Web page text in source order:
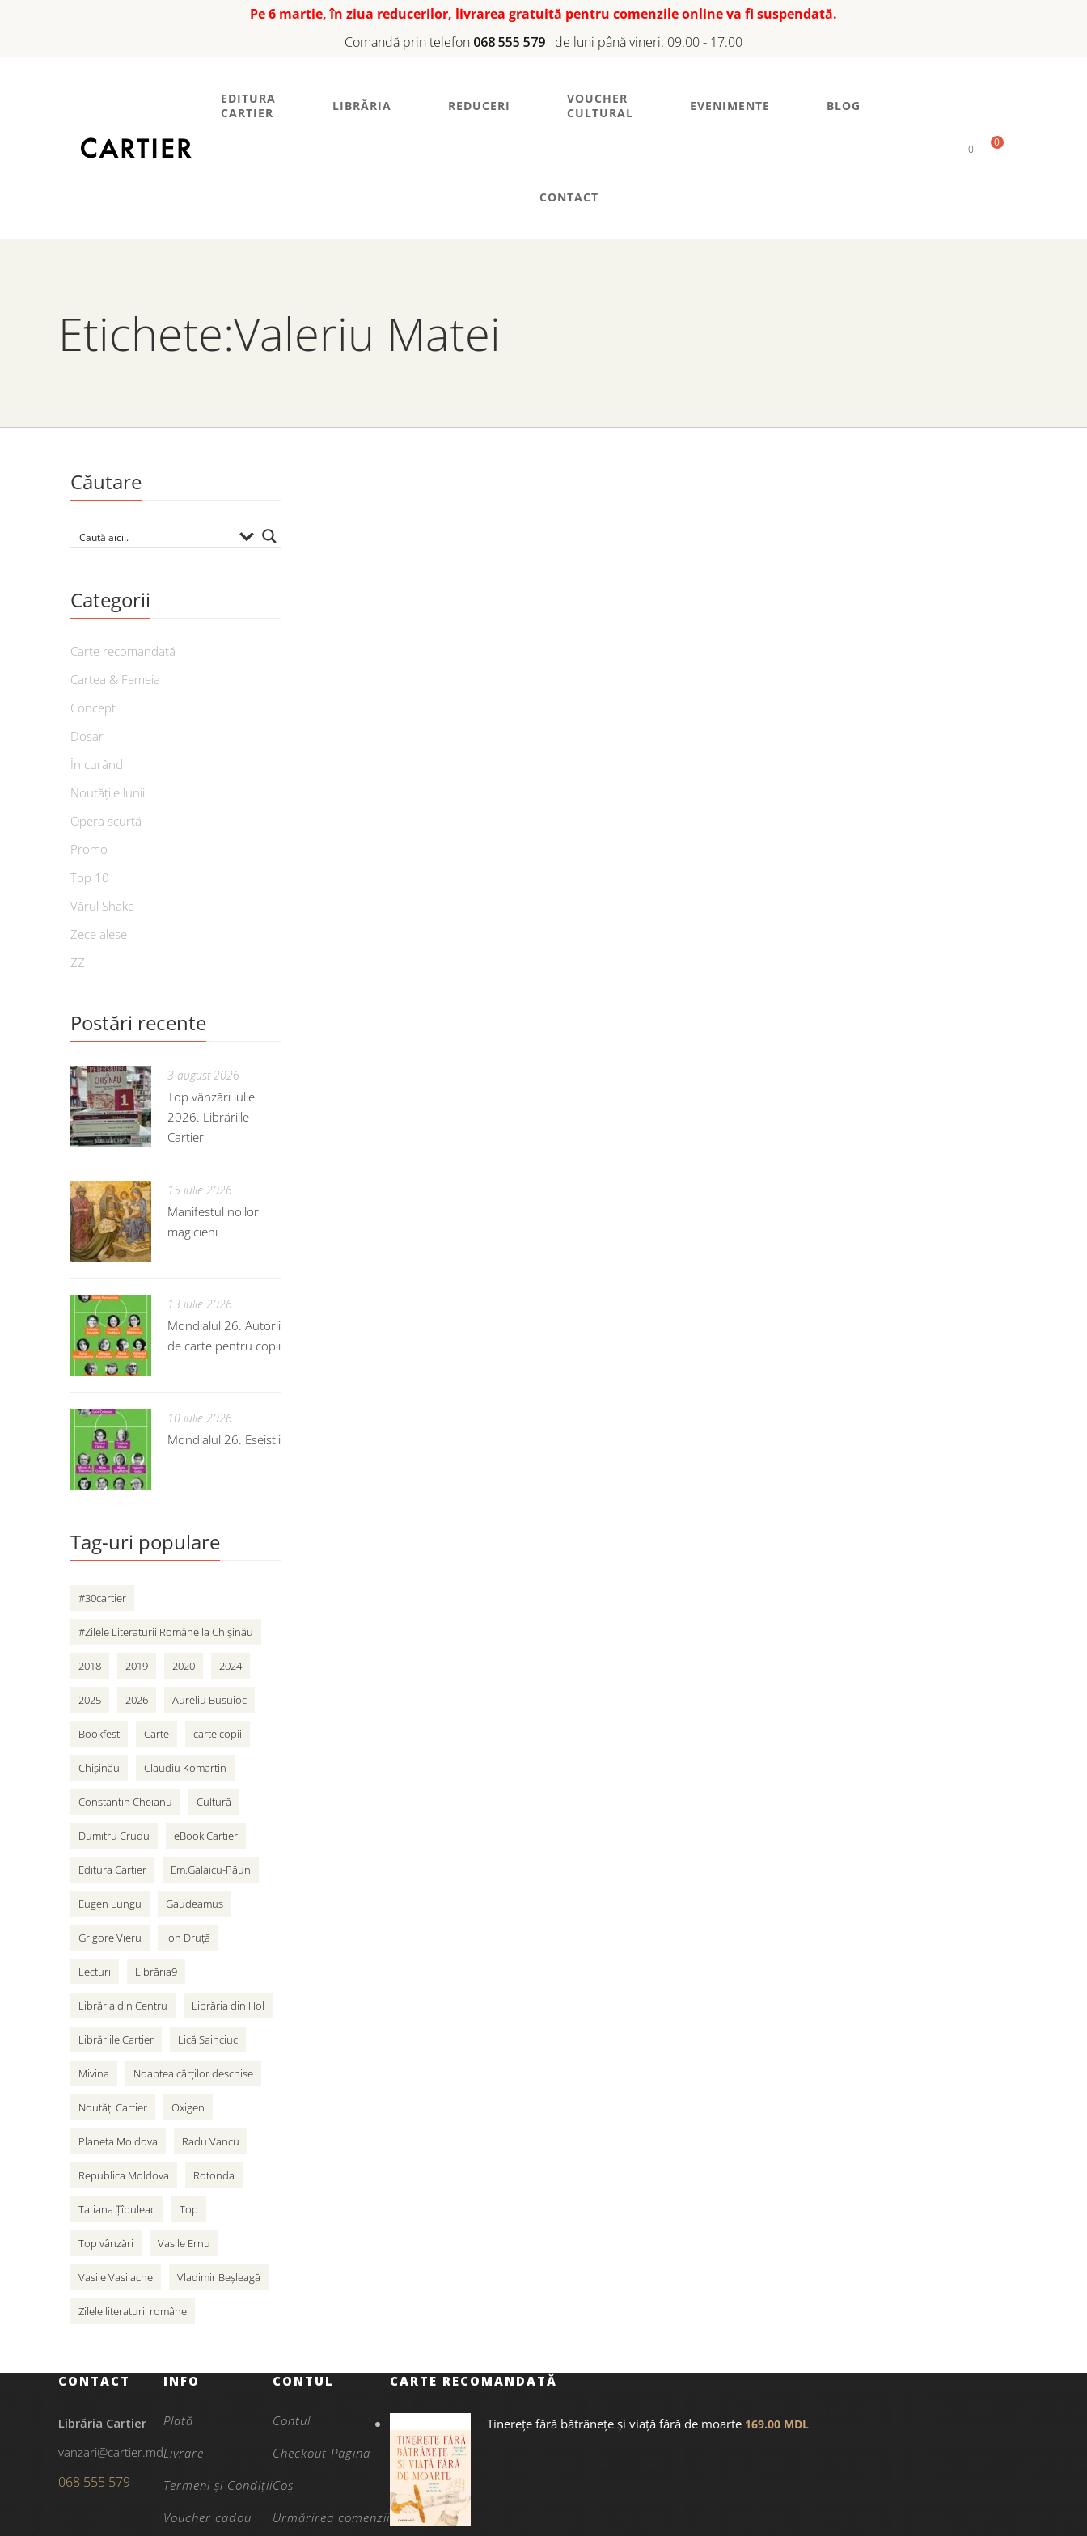
Pe 6 martie, în ziua reducerilor, livrarea gratuită pentru comenzile online va fi suspendată.
Comandă prin telefon 068 555 579 de luni până vineri: 09.00 - 17.00
EDITURA
CARTIER
LIBRĂRIA REDUCERI
VOUCHER
CULTURAL
EVENIMENTE BLOG
CONTACT
0
0
Etichete:Valeriu Matei
Căutare
Categorii
Carte recomandată
Cartea & Femeia
Concept
Dosar
În curând
Noutățile lunii
Opera scurtă
Promo
Top 10
Vărul Shake
Zece alese
ZZ
Postări recente
3 august 2026
Top vânzări iulie
2026. Librăriile
Cartier
15 iulie 2026
Manifestul noilor
magicieni
13 iulie 2026
Mondialul 26. Autorii
de carte pentru copii
10 iulie 2026
Mondialul 26. Eseiștii
Tag-uri populare
#30cartier
#Zilele Literaturii Române la Chișinău
2018 2019 2020 2024
2025 2026 Aureliu Busuioc
Bookfest Carte carte copii
Chișinău Claudiu Komartin
Constantin Cheianu Cultură
Dumitru Crudu eBook Cartier
Editura Cartier Em.Galaicu-Păun
Eugen Lungu Gaudeamus
Grigore Vieru Ion Druță
Lecturi Librăria9
Librăria din Centru Librăria din Hol
Librăriile Cartier Lică Sainciuc
Mivina Noaptea cărților deschise
Noutăți Cartier Oxigen
Planeta Moldova Radu Vancu
Republica Moldova Rotonda
Tatiana Țîbuleac Top
Top vânzări Vasile Ernu
Vasile Vasilache Vladimir Beșleagă
Zilele literaturii române
CONTACT
Librăria Cartier
vanzari@cartier.md
068 555 579
INFO
Plată
Livrare
Termeni și Condiții
Voucher cadou
CONTUL
Contul
Checkout Pagina
Coș
Urmărirea comenzii
CARTE RECOMANDATĂ
Tinerețe fără bătrânețe și viață fără de moarte 169.00 MDL